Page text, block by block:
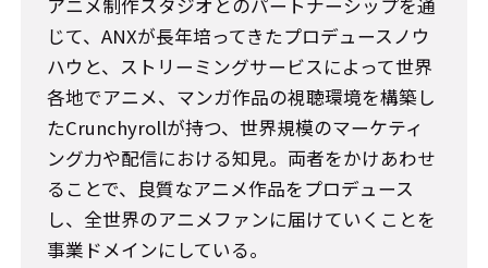
じて、ANXが長年培ってきたプロデュースノウ
ハウと、ストリーミングサービスによって世界
各地でアニメ、マンガ作品の視聴環境を構築し
たCrunchyrollが持つ、世界規模のマーケティ
ング力や配信における知見。両者をかけあわせ
ることで、良質なアニメ作品をプロデュース
し、全世界のアニメファンに届けていくことを
事業ドメインにしている。